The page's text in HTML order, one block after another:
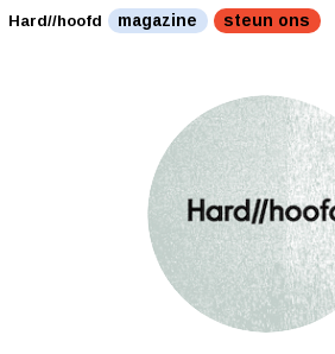
Hard//hoofd magazine steun ons